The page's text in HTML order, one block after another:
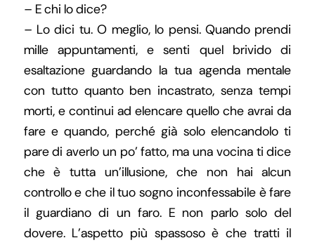
– E chi lo dice?
– Lo dici tu. O meglio, lo pensi. Quando prendi
mille appuntamenti, e senti quel brivido di
esaltazione guardando la tua agenda mentale
con tutto quanto ben incastrato, senza tempi
morti, e continui ad elencare quello che avrai da
fare e quando, perché già solo elencandolo ti
pare di averlo un po’ fatto, ma una vocina ti dice
che è tutta un’illusione, che non hai alcun
controllo e che il tuo sogno inconfessabile è fare
il guardiano di un faro. E non parlo solo del
dovere. L’aspetto più spassoso è che tratti il